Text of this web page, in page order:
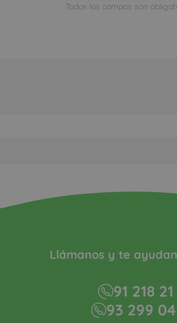
Todos los campos son
Llámanos y te
91 218
93 299